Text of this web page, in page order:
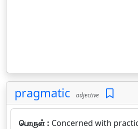
pragmatic adjective
பொருள் : Concerned with